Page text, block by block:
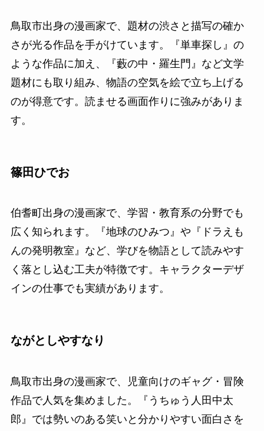
鳥取市出身の漫画家で、題材の渋さと描写の確か
さが光る作品を手がけています。『単車探し』の
ような作品に加え、『藪の中・羅生門』など文学
題材にも取り組み、物語の空気を絵で立ち上げる
のが得意です。読ませる画面作りに強みがありま
す。
篠田ひでお
伯耆町出身の漫画家で、学習・教育系の分野でも
広く知られます。『地球のひみつ』や『ドラえも
んの発明教室』など、学びを物語として読みやす
く落とし込む工夫が特徴です。キャラクターデザ
インの仕事でも実績があります。
ながとしやすなり
鳥取市出身の漫画家で、児童向けのギャグ・冒険
作品で人気を集めました。『うちゅう人田中太
郎』では勢いのある笑いと分かりやすい面白さを